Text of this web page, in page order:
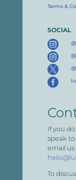
Terms &
SOCIAL




If you
speak
email us
To